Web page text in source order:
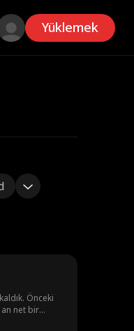
Yüklemek
Önceki
net bir